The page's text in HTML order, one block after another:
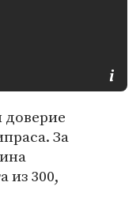
За
из 300,